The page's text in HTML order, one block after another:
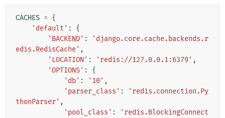
CACHES = {
'default' :
{
'BACKEND' :
'django.core.cache.backends.r
edis.RedisCache' ,
'LOCATION' : 'redis://127.0.0.1:6379' ,
'OPTIONS' :
{
'db' : '10' ,
'parser_class' :
'redis.connection.Py
thonParser' ,
'pool_class' :
'redis.BlockingConnect